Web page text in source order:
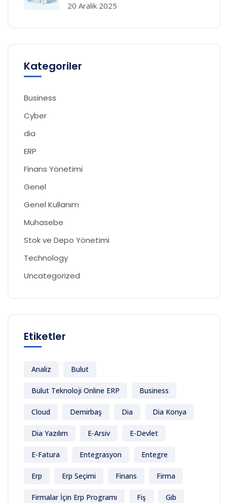
20 Aralık 2025
Kategoriler
Business
Cyber
dia
ERP
Finans Yönetimi
Genel
Genel Kullanım
Muhasebe
Stok ve Depo Yönetimi
Technology
Uncategorized
Etiketler
Analiz Bulut
Bulut Teknoloji Online ERP Business
Cloud Demirbaş Dia Dia Konya
Dia Yazılım E-Arsiv E-Devlet
E-Fatura Entegrasyon Entegre
Erp Erp Seçimi Finans Firma
Firmalar İçin Erp Programı Fiş Gib